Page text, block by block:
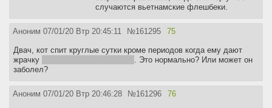
случаются вьетнамские флешбеки.
Аноним 07/01/20 Втр 20:45:11 №161295 75
Двач, кот спит круглые сутки кроме периодов когда ему дают
жрачку
. Это нормально? Или может он
заболел?
Аноним 07/01/20 Втр 20:46:28 №161296 76